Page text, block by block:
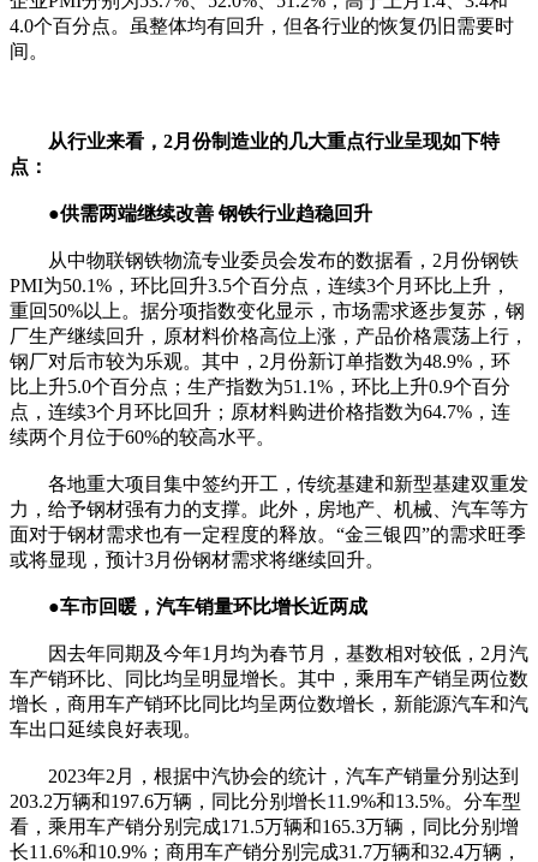
4.0个百分点。虽整体均有回升，但各行业的恢复仍旧需要时
间。
从行业来看，2月份制造业的几大重点行业呈现如下特
点：
●供需两端继续改善 钢铁行业趋稳回升
从中物联钢铁物流专业委员会发布的数据看，2月份钢铁
PMI为50.1%，环比回升3.5个百分点，连续3个月环比上升，
重回50%以上。据分项指数变化显示，市场需求逐步复苏，钢
厂生产继续回升，原材料价格高位上涨，产品价格震荡上行，
钢厂对后市较为乐观。其中，2月份新订单指数为48.9%，环
比上升5.0个百分点；生产指数为51.1%，环比上升0.9个百分
点，连续3个月环比回升；原材料购进价格指数为64.7%，连
续两个月位于60%的较高水平。
各地重大项目集中签约开工，传统基建和新型基建双重发
力，给予钢材强有力的支撑。此外，房地产、机械、汽车等方
面对于钢材需求也有一定程度的释放。“金三银四”的需求旺季
或将显现，预计3月份钢材需求将继续回升。
●车市回暖，汽车销量环比增长近两成
因去年同期及今年1月均为春节月，基数相对较低，2月汽
车产销环比、同比均呈明显增长。其中，乘用车产销呈两位数
增长，商用车产销环比同比均呈两位数增长，新能源汽车和汽
车出口延续良好表现。
2023年2月，根据中汽协会的统计，汽车产销量分别达到
203.2万辆和197.6万辆，同比分别增长11.9%和13.5%。分车型
看，乘用车产销分别完成171.5万辆和165.3万辆，同比分别增
长11.6%和10.9%；商用车产销分别完成31.7万辆和32.4万辆，